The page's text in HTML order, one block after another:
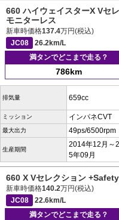
660 ハイウェイスターX Vセ
モニターレス
新車時価格137.4万円(税込)
JC08
26.2km/L
満タンでどこまで走る？
786km
排気量 659cc
ミッション インパネCVT
最大出力 49ps/6500rpm
生産期間
2014年12月～
5年09月
660 X Vセレクション
新車時価格140.2万円(税込)
JC08
22.6km/L
満タンでどこまで走る？